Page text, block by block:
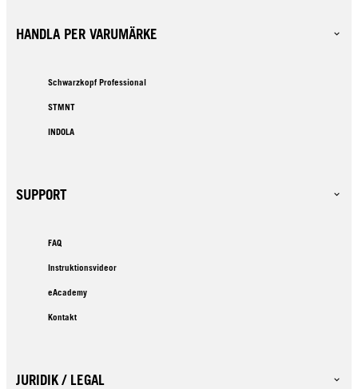
HANDLA PER VARUMÄRKE
Schwarzkopf Professional
STMNT
INDOLA
SUPPORT
FAQ
Instruktionsvideor
eAcademy
Kontakt
JURIDIK / LEGAL